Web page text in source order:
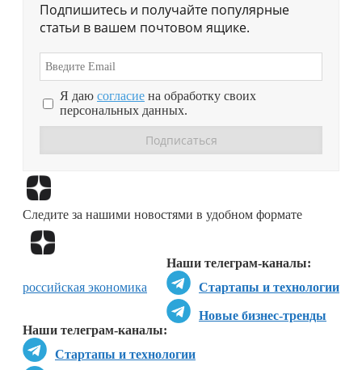
Подпишитесь и получайте популярные
статьи в вашем почтовом ящике.
Я даю согласие на обработку своих
персональных данных.
Следите за нашими новостями в удобном формате
Наши телеграм-каналы:
Стартапы и технологии
Новые бизнес-тренды
Наши телеграм-каналы:
Стартапы и технологии
российская экономика